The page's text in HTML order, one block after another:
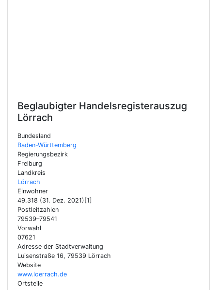
Beglaubigter Handelsregisterauszug
Lörrach
Bundesland
Baden-Württemberg
Regierungsbezirk
Freiburg
Landkreis
Lörrach
Einwohner
49.318 (31. Dez. 2021)[1]
Postleitzahlen
79539–79541
Vorwahl
07621
Adresse der Stadtverwaltung
Luisenstraße 16, 79539 Lörrach
Website
www.loerrach.de
Ortsteile